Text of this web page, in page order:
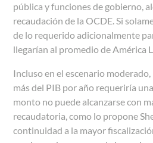
pública y funciones de gobierno,
recaudación de la OCDE. Si
de lo requerido adicionalmente
llegarían al promedio de América
Incluso en el escenario
más del PIB por año requeriría
monto no puede alcanzarse con
recaudatoria, como lo propone
continuidad a la mayor